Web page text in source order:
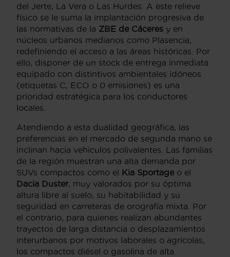
del Jerte, La Vera o Las Hurdes. A este relieve
físico se le suma la implantación progresiva de
las normativas de la ZBE de Cáceres y en
núcleos urbanos medianos como Plasencia,
redefiniendo el acceso a las áreas históricas. Por
ello, disponer de un stock de entrega inmediata
equipado con distintivos ambientales idóneos
(etiquetas C, ECO o 0 emisiones) es una
prioridad estratégica para los conductores
locales.
Atendiendo a esta dualidad geográfica, las
preferencias en el mercado de segunda mano se
inclinan hacia vehículos polivalentes. Las familias
de la región muestran una alta demanda por
SUVs compactos como el Kia Sportage o el
Dacia Duster, muy valorados por su óptima
altura libre al suelo, su habitabilidad y su
seguridad en carreteras de orografía mixta. Por
el contrario, para quienes realizan abundantes
trayectos de larga distancia o desplazamientos
interurbanos por motivos laborales o agrícolas,
los compactos diésel o gasolina de alta